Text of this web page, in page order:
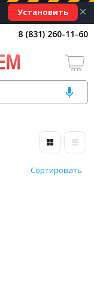
Установить ×
8 (831) 260-11-60
Сортировать